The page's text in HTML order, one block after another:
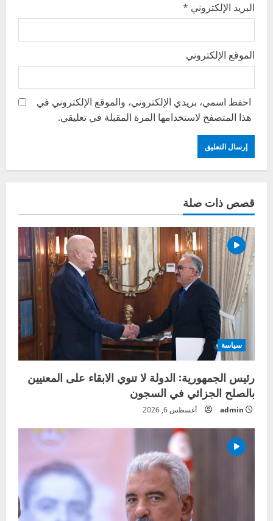
البريد الإلكتروني *
الموقع الإلكتروني
احفظ اسمي، بريدي الإلكتروني، والموقع الإلكتروني في
هذا المتصفح لاستخدامها المرة المقبلة في تعليقي.
قصص ذات صلة
سياسة
رئيس الجمهورية: الدولة لا تنوي الابقاء على المعنيين
بالصلح الجزائي في السجون
admin أغسطس 6, 2026